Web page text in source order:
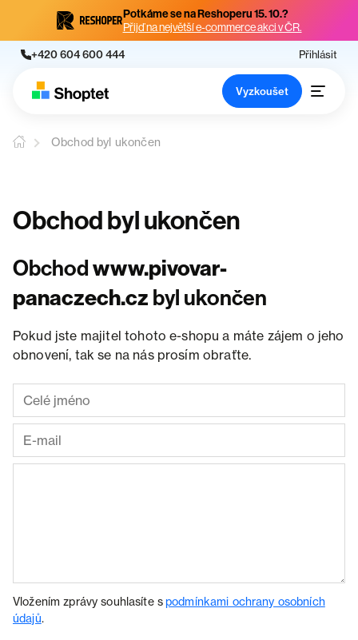
Potkáme se na Reshoperu 15. 10.?
Přijď na největší e-commerce akci v ČR.
+420 604 600 444 Přihlásit
Vyzkoušet
Obchod byl ukončen
Obchod byl ukončen
Obchodwww.pivovar-
panaczech.cz byl ukončen
Pokud jste majitel tohoto e-shopu a máte zájem o jeho
obnovení, tak se na nás prosím obraťte.
Vložením zprávy souhlasíte spodmínkami ochrany osobních
údajů.